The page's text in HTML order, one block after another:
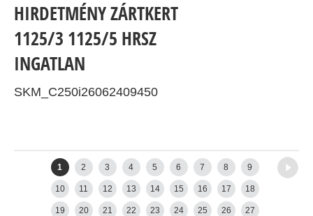
HIRDETMÉNY ZÁRTKERT
1125/3 1125/5 HRSZ
INGATLAN
SKM_C250i26062409450
1 2 3 4 5 6 7 8 9
10 11 12 13 14 15 16 17 18
19 20 21 22 23 24 25 26 27
Older posts →